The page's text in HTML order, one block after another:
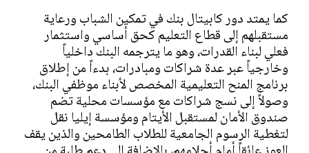
كما يمتد دور كابيتال بنك في تمكين الشباب ورعاية
مستقبلهم إلى قطاع التعليم كحق أساسي واستثمار
فعلي لبناء القدرات، وهو ما يترجمه البنك داخلياً
وخارجياً عبر عدة شراكات ومبادرات، بدءاً من إطلاق
برنامج المنح التعليمية المخصص لأبناء موظفي البنك،
وصولاً إلى نسج شراكات مع مؤسسات محلية تضم
صندوق الأمان لمستقبل الأيتام ومؤسسة إيليا نقل
لتغطية الرسوم الجامعية للطلاب الطامحين والذين يقف